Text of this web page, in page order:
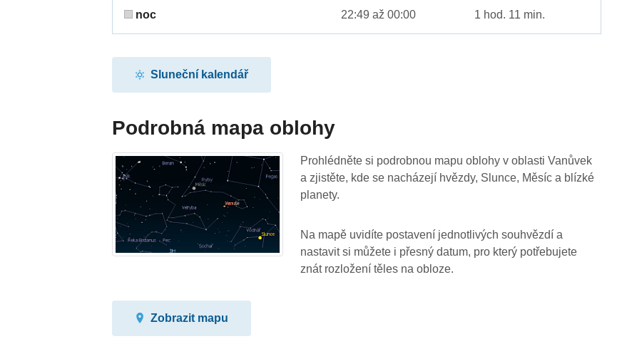
noc 22:49 až 00:00 1 hod. 11 min.
Sluneční kalendář
Podrobná mapa oblohy
Prohlédněte si podrobnou mapu oblohy v oblasti Vanůvek
a zjistěte, kde se nacházejí hvězdy, Slunce, Měsíc a blízké
planety.
Na mapě uvidíte postavení jednotlivých souhvězdí a
nastavit si můžete i přesný datum, pro který potřebujete
znát rozložení těles na obloze.
Zobrazit mapu